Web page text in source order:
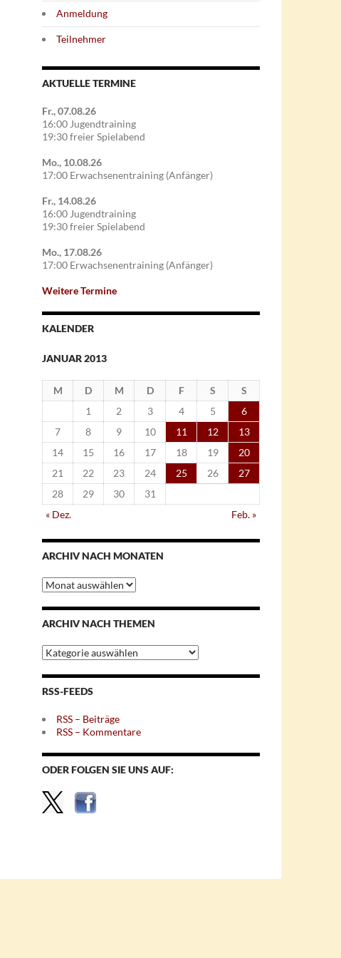
Anmeldung
Teilnehmer
AKTUELLE TERMINE
Fr., 07.08.26
16:00 Jugendtraining
19:30 freier Spielabend
Mo., 10.08.26
17:00 Erwachsenentraining (Anfänger)
Fr., 14.08.26
16:00 Jugendtraining
19:30 freier Spielabend
Mo., 17.08.26
17:00 Erwachsenentraining (Anfänger)
Weitere Termine
KALENDER
JANUAR 2013
M D M D F S
S
1
2 3 4 5
6
7
8 9 10 11 12
13
14
15 16 17 18 19
20
21
22 23 24 25 26
27
28
29 30
31
« Dez.
Feb. »
ARCHIV NACH MONATEN
Archiv
nach
Monaten
ARCHIV NACH THEMEN
Archiv
nach
Themen
RSS-FEEDS
RSS – Beiträge
RSS – Kommentare
ODER FOLGEN SIE UNS AUF: